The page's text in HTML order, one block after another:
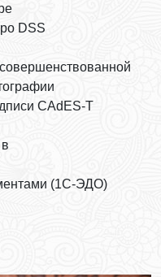
DSS
CAdES-T
(1С-ЭДО)